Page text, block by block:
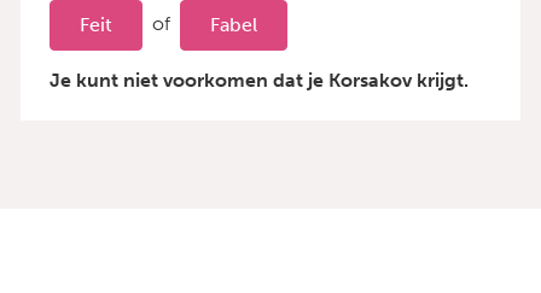
Feit of Fabel
Je kunt niet voorkomen dat je Korsakov krijgt.